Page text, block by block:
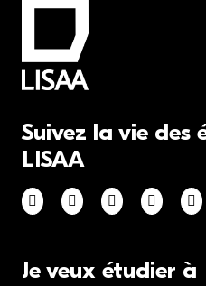
Suivez la vie des
LISAA
Je veux étudier à